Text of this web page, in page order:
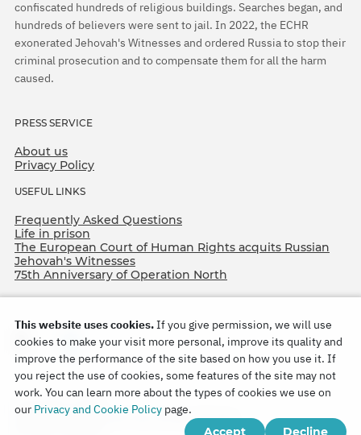
confiscated hundreds of religious buildings. Searches began, and
hundreds of believers were sent to jail. In 2022, the ECHR
exonerated Jehovah's Witnesses and ordered Russia to stop their
criminal prosecution and to compensate them for all the harm
caused.
PRESS SERVICE
About us
Privacy Policy
USEFUL LINKS
Frequently Asked Questions
Life in prison
The European Court of Human Rights acquits Russian
Jehovah's Witnesses
75th Anniversary of Operation North
Copyright © 2026
Watch Tower Bible and Tract Society of Korea.
This website uses cookies.If you give permission, we will use
cookies to make your visit more personal, improve its quality and
improve the performance of the site based on how you use it. If
you reject the use of cookies, some features of the site may not
work. You can learn more about the types of cookies we use on
our Privacy and Cookie Policy page.
Accept
Decline